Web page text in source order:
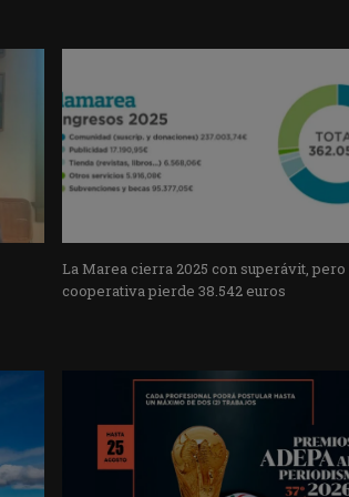
La Marea cierra 2025 con superávit, pero
cooperativa pierde 38.542 euros